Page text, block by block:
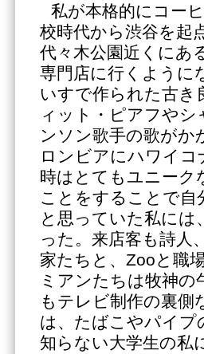
私が本格的にコー
校時代から渋谷を起
代々木公園近くにあ
専門店に行くように
いすで作られた古き
ィット・ピアフや
ンソン歌手の歌が
ロンビアにハワイ
時はとてもユニーク
ことをすることで
と思っていた私には
った。来店客も詩人
家たちと、Zooと職
ミアンたちは牧神の
もテレビ制作の裏側
は、たばこやパイプ
知らない大学生の私